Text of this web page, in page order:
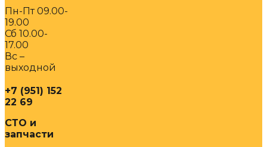
Пн-Пт 09.00-
19.00
Сб 10.00-
17.00
Вс –
выходной
+7 (951) 152
22 69
СТО и
запчасти